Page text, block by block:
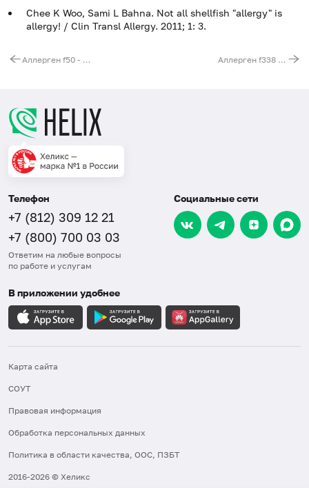
Chee K Woo, Sami L Bahna. Not all shellfish "allergy" is
allergy! / Clin Transl Allergy. 2011; 1: 3.
Аллерген f50 - скумбрия, IgG Аллерген f338 - гребешок, IgG
Телефон
+7 (812) 309 12 21
+7 (800) 700 03 03
Ответим на любые вопросы
по работе и услугам
Социальные сети
В приложении удобнее
Карта сайта
СОУТ
Правовая информация
Обработка персональных данных
Политика в области качества, ООС, ПЗБТ
2016-2026 © Хеликс